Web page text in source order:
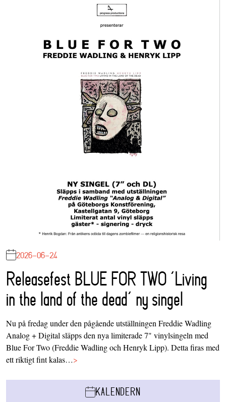
2026-06-24
Releasefest BLUE FOR TWO ‘Living
in the land of the dead’ ny singel
Nu på fredag under den pågående utställningen Freddie Wadling
Analog + Digital släpps den nya limiterade 7" vinylsingeln med
Blue For Two (Freddie Wadling och Henryk Lipp). Detta firas med
ett riktigt fint kalas…>
KALENDERN